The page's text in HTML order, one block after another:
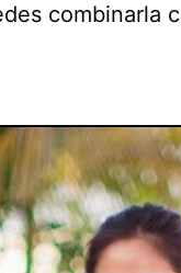
combinarla